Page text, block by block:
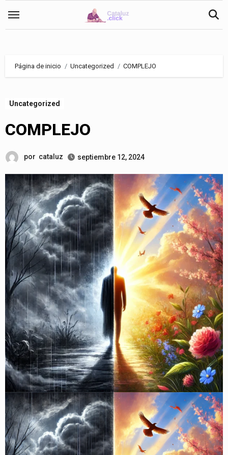
Página de inicio Uncategorized COMPLEJO
Uncategorized
COMPLEJO
por cataluz septiembre 12, 2024